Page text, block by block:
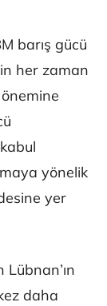
barış gücü
her zaman
yönelik
yer
Lübnan’ın
daha